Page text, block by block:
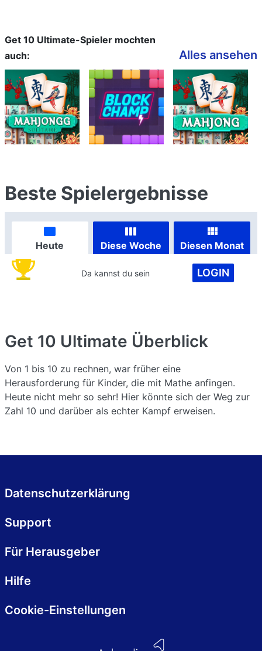
Get 10 Ultimate-Spieler mochten
auch:
Alles ansehen
Beste Spielergebnisse
Heute Diese Woche Diesen Monat
Da kannst du sein LOGIN
Get 10 Ultimate Überblick
Von 1 bis 10 zu rechnen, war früher eine
Herausforderung für Kinder, die mit Mathe anfingen.
Heute nicht mehr so sehr! Hier könnte sich der Weg zur
Zahl 10 und darüber als echter Kampf erweisen.
Datenschutzerklärung
Support
Für Herausgeber
Hilfe
Cookie-Einstellungen